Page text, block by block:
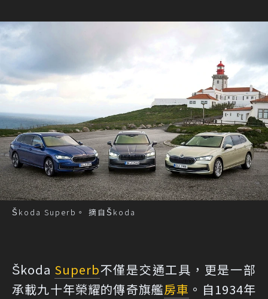
Škoda Superb。 摘自Škoda
Škoda Superb不僅是交通工具，更是一部
承載九十年榮耀的傳奇旗艦房車 。自1934年